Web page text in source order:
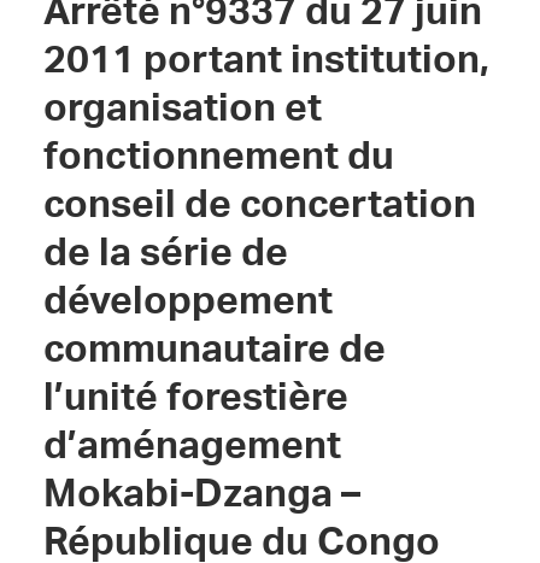
Arrêté n°9337 du 27 juin
2011 portant institution,
organisation et
fonctionnement du
conseil de concertation
de la série de
développement
communautaire de
l’unité forestière
d’aménagement
Mokabi-Dzanga –
République du Congo